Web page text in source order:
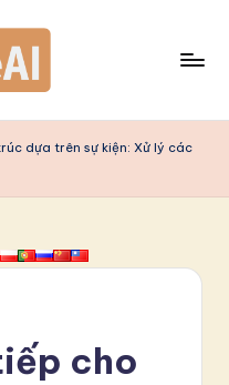
dựa trên sự kiện: Xử lý các
cho